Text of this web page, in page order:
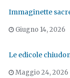
Immaginette
Giugno 14, 2026
Le edicole
Maggio 24, 2026